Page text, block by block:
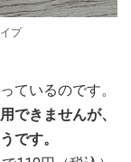
プ
ているのです。
できませんが、
です。